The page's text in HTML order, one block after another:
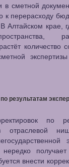
в сметной
к перерасходу
Алтайском крае,
количество
результатам
по
отраслевой
внести